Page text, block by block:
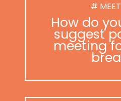
#
How do
suggest
meeting